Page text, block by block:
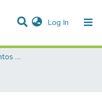
Log In (current)
1. Publicaciones y eventos institucionales